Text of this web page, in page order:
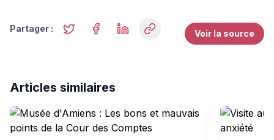
Partager : Voir la source
Articles similaires
Musée d'Amiens : Les bons et mauvais points de la
Visite au